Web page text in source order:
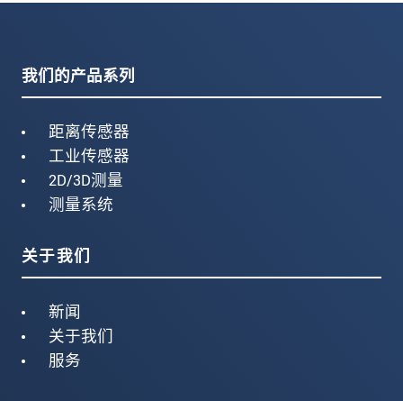
我们的产品系列
距离传感器
工业传感器
2D/3D测量
测量系统
关于我们
新闻
关于我们
服务